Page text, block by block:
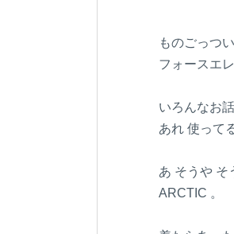
ものごっつ
フォースエ
いろんなお
あれ 使って
あ そうや そ
ARCTIC 。